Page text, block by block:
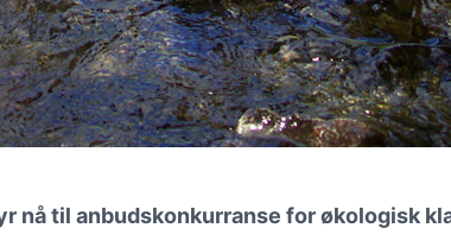
nå til anbudskonkurranse for økologisk